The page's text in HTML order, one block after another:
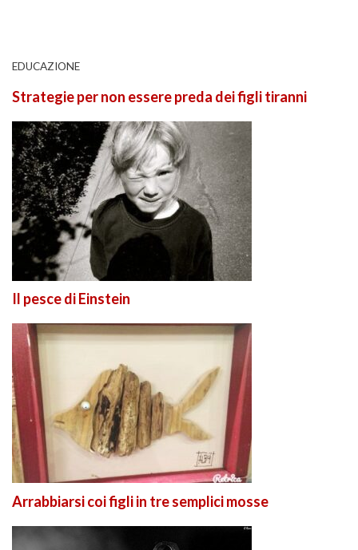
EDUCAZIONE
Strategie per non essere preda dei figli tiranni
Il pesce di Einstein
Arrabbiarsi coi figli in tre semplici mosse